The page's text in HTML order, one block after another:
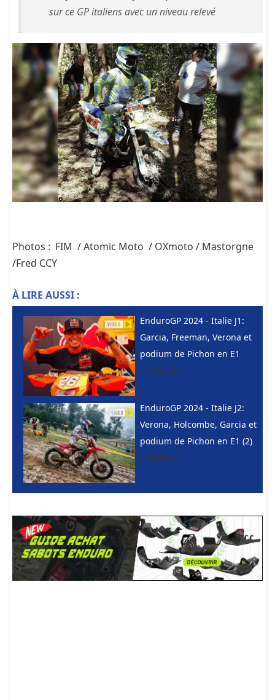
sur ce GP italiens avec un niveau relevé
Photos : FIM / Atomic Moto / OXmoto / Mastorgne
/Fred CCY
À LIRE AUSSI :
EnduroGP 2024 - Italie J1:
Garcia, Freeman, Verona et
podium de Pichon en E1
EnduroGP
EnduroGP 2024 - Italie J2:
Verona, Holcombe, Garcia et
podium de Pichon en E1 (2)
EnduroGP